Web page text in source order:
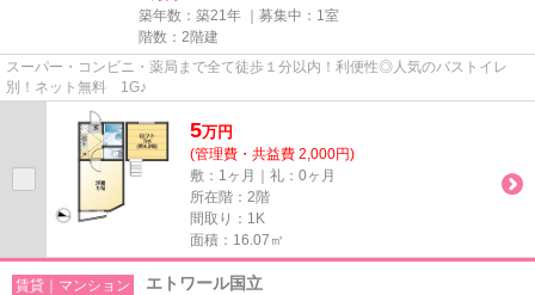
築年数：築21年 ｜募集中： 1室
階数：2階建
スーパー・コンビニ・薬局まで全て徒歩１分以内！利便性◎人気のバストイレ
別！ネット無料 1G♪
5万円
(管理費・共益費 2,000円)
敷：1ヶ月｜礼：0ヶ月
所在階：2階
間取り：1K
面積：16.07㎡
賃貸｜マンション エトワール国立